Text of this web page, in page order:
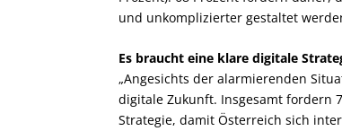
und unkomplizierter gestaltet
Es braucht eine klare digitale
„Angesichts der alarmierenden
digitale Zukunft. Insgesamt fordern
Strategie, damit Österreich sich